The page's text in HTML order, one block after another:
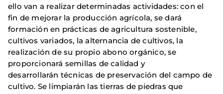
ello van a realizar determinadas actividades: con el
fin de mejorar la producción agrícola, se dará
formación en prácticas de agricultura sostenible,
cultivos variados, la alternancia de cultivos, la
realización de su propio abono orgánico, se
proporcionará semillas de calidad y
desarrollarán técnicas de preservación del campo de
cultivo. Se limpiarán las tierras de piedras que